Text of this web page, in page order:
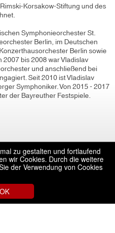
OK
zu gestalten und fortlaufend
wir Cookies. Durch die weitere
der Verwendung von Cookies
Korsakow-Stiftung und des
Symphonieorchester St.
Berlin, im Deutschen
Berlin sowie
bis 2008 war Vladislav
und anschließend bei
Seit 2010 ist Vladislav
Symphoniker. Von 2015 - 2017
der Bayreuther Festspiele.